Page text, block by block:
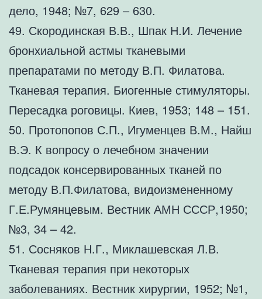
дело, 1948; №7, 629 – 630.
49. Скородинская В.В., Шпак Н.И. Лечение
бронхиальной астмы тканевыми
препаратами по методу В.П. Филатова.
Тканевая терапия. Биогенные стимуляторы.
Пересадка роговицы. Киев, 1953; 148 – 151.
50. Протопопов С.П., Игуменцев В.М., Найш
В.Э. К вопросу о лечебном значении
подсадок консервированных тканей по
методу В.П.Филатова, видоизмененному
Г.Е.Румянцевым. Вестник АМН СССР,1950;
№3, 34 – 42.
51. Сосняков Н.Г., Миклашевская Л.В.
Тканевая терапия при некоторых
заболеваниях. Вестник хирургии, 1952; №1,